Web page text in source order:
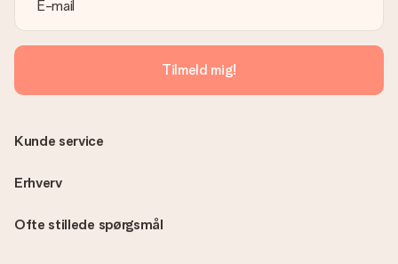
Er fakturaen sendt sammen med ordren?
Ingen faktura sendes med din ordre. Du modtager altid
fakturaen i bekræftelsesemailen, og du kan altid finde den i din
MySurprise-konto. Det betyder at du kan få gaven leveret
direkte til modtageren, hvilket gør det til en sand
overraskelse!
Tilmeld mig!
Ofte stillede spørgsmål
Kunde service
Erhverv